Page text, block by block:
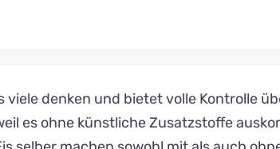
viele denken und bietet volle Kontrolle
es ohne künstliche Zusatzstoffe